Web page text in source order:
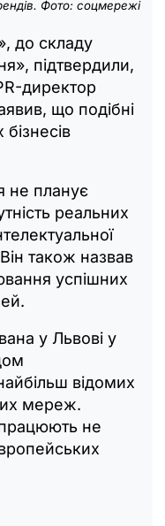
Фото: соцмережі
до складу
підтвердили,
директор
що подібні
не планує
реальних
також назвав
успішних
у Львові у
відомих
мереж.
не